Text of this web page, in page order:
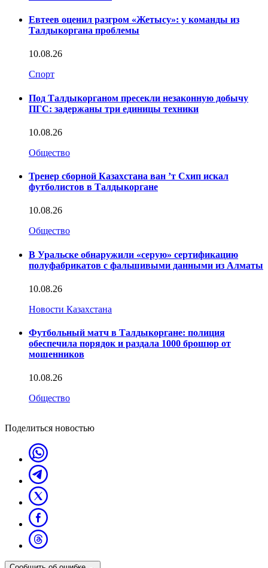
Евтеев оценил разгром «Жетысу»: у команды из
Талдыкоргана проблемы
10.08.26
Спорт
Под Талдыкорганом пресекли незаконную добычу
ПГС: задержаны три единицы техники
10.08.26
Общество
Тренер сборной Казахстана ван ’т Схип искал
футболистов в Талдыкоргане
10.08.26
Общество
В Уральске обнаружили «серую» сертификацию
полуфабрикатов с фальшивыми данными из Алматы
10.08.26
Новости Казахстана
Футбольный матч в Талдыкоргане: полиция
обеспечила порядок и раздала 1000 брошюр от
мошенников
10.08.26
Общество
Поделиться новостью